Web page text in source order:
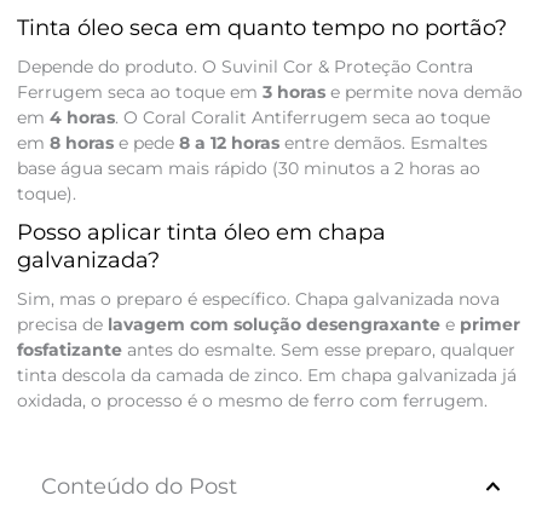
Tinta óleo seca em quanto tempo no portão?
Depende do produto. O Suvinil Cor & Proteção Contra
Ferrugem seca ao toque em 3 horase permite nova demão
em 4 horas. O Coral Coralit Antiferrugem seca ao toque
em 8 horase pede 8 a 12 horasentre demãos. Esmaltes
base água secam mais rápido (30 minutos a 2 horas ao
toque).
Posso aplicar tinta óleo em chapa
galvanizada?
Sim, mas o preparo é específico. Chapa galvanizada nova
precisa de lavagem com solução desengraxantee primer
fosfatizanteantes do esmalte. Sem esse preparo, qualquer
tinta descola da camada de zinco. Em chapa galvanizada já
oxidada, o processo é o mesmo de ferro com ferrugem.
Conteúdo do Post